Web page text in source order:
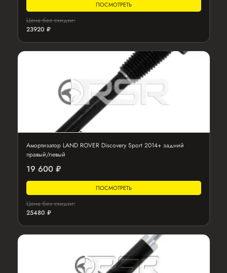
ПОСМОТРЕТЬ
Цена без скидки:
23920 ₽
Амортизатор LAND ROVER Discovery Sport 2014+ задний
правый/левый
19 600 ₽
ПОСМОТРЕТЬ
Цена без скидки:
25480 ₽